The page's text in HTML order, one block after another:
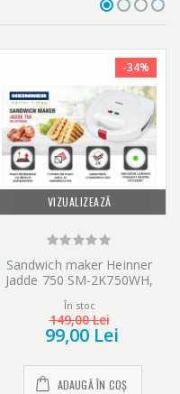
VIZUALIZEAZĂ
-34%
Sandwich maker Heinner
Jadde 750 SM-2K750WH,
750W, plite detasabile, invelis
antiaderent, capacitate: 2
sandwich-uri, Alb
În stoc
149,00 Lei
99,00 Lei
ADAUGĂ ÎN COȘ